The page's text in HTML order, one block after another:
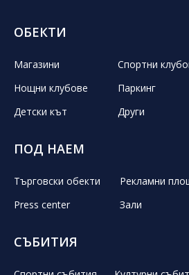
ОБЕКТИ
Магазини Спортни
Нощни клубове
Паркинг
Детски кът
Други
ПОД НАЕМ
Търговски обекти Рекламни
Press center
Зали
СЪБИТИЯ